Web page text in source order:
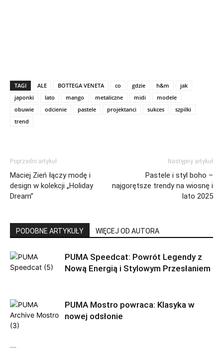
TAGI ALE BOTTEGA VENETA co gdzie h&m
jak
japonki
lato mango metaliczne midi
modele
obuwie
odcienie pastele projektanci sukces
szpilki
trend
Poprzedni artykuł
Maciej Zień łączy modę i
design w kolekcji „Holiday
Dream”
Następny artykuł
Pastele i styl boho –
najgorętsze trendy na wiosnę i
lato 2025
PODOBNE ARTYKUŁY WIĘCEJ OD AUTORA
PUMA Speedcat: Powrót Legendy z
Nową Energią i Stylowym Przesłaniem
PUMA Mostro powraca: Klasyka w
nowej odsłonie